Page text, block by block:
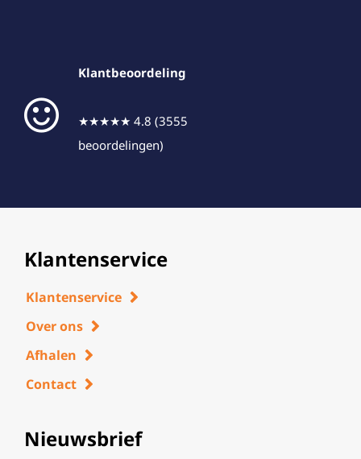
Klantbeoordeling
★★★★★ 4.8 (3555
beoordelingen)
Klantenservice
Klantenservice
Over ons
Afhalen
Contact
Nieuwsbrief